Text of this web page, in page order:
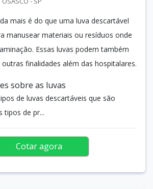
mais é do que uma luva descartável
manusear materiais ou resíduos onde
Essas luvas podem também
finalidades além das hospitalares.
sobre as luvas
de luvas descartáveis que são
tipos de pr...
Cotar agora